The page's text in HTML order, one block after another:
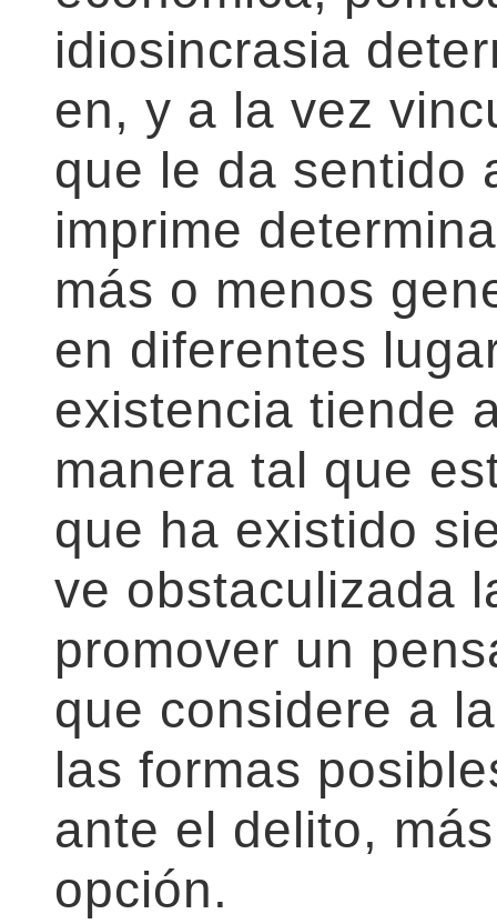
idiosincrasia
en, y a la vez
que le da sentido
imprime
más o menos
en diferentes
existencia tiende
manera tal que
que ha existido
ve obstaculizada
promover un
que considere a
las formas
ante el delito,
opción.